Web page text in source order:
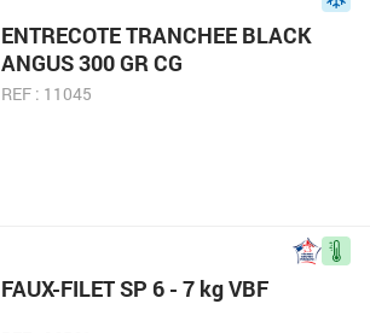
ENTRECOTE TRANCHEE BLACK
ANGUS 300 GR CG
REF : 11045
FAUX-FILET SP 6 - 7 kg VBF